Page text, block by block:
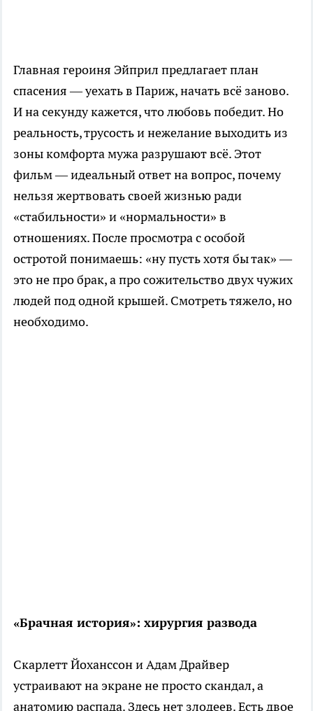
Главная героиня Эйприл предлагает план
спасения — уехать в Париж, начать всё заново.
И на секунду кажется, что любовь победит. Но
реальность, трусость и нежелание выходить из
зоны комфорта мужа разрушают всё. Этот
фильм — идеальный ответ на вопрос, почему
нельзя жертвовать своей жизнью ради
«стабильности» и «нормальности» в
отношениях. После просмотра с особой
остротой понимаешь: «ну пусть хотя бы так» —
это не про брак, а про сожительство двух чужих
людей под одной крышей. Смотреть тяжело, но
необходимо.
«Брачная история»: хирургия развода
Скарлетт Йоханссон и Адам Драйвер
устраивают на экране не просто скандал, а
анатомию распада. Здесь нет злодеев. Есть двое